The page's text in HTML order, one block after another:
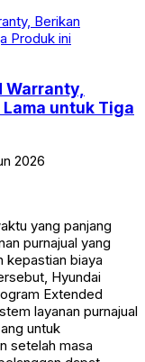
Warranty,
untuk Tiga
2026
yang panjang
purnajual yang
kepastian biaya
Hyundai
Extended
layanan purnajual
untuk
setelah masa